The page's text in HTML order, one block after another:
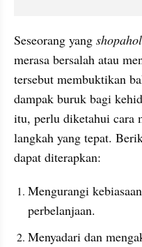
Seseorang yang
merasa bersalah atau
tersebut membuktikan
dampak buruk bagi
itu, perlu diketahui cara
langkah yang tepat.
dapat diterapkan:
Mengurangi
perbelanjaan.